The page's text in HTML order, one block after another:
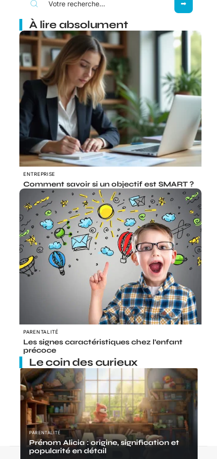
À lire absolument
ENTREPRISE
Comment savoir si un objectif est SMART ?
PARENTALITÉ
Les signes caractéristiques chez l’enfant
précoce
Le coin des curieux
PARENTALITÉ
Prénom Alicia : origine, signification et
popularité en détail